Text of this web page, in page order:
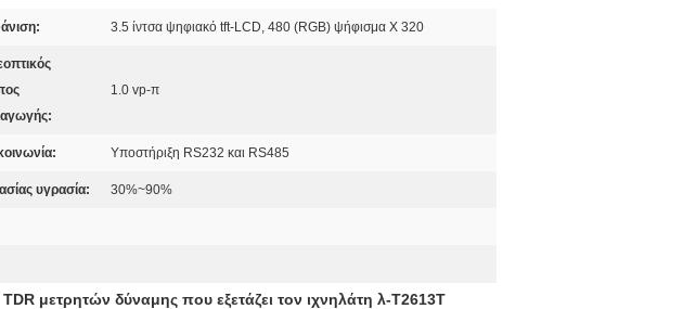
3.5 ίντσα ψηφιακό tft-LCD, 480 (RGB) ψήφισμα Χ 320
1.0 vp-π
Υποστήριξη RS232 και RS485
υγρασία: 30%~90%
μετρητών δύναμης που εξετάζει τον ιχνηλάτη λ-T2613T